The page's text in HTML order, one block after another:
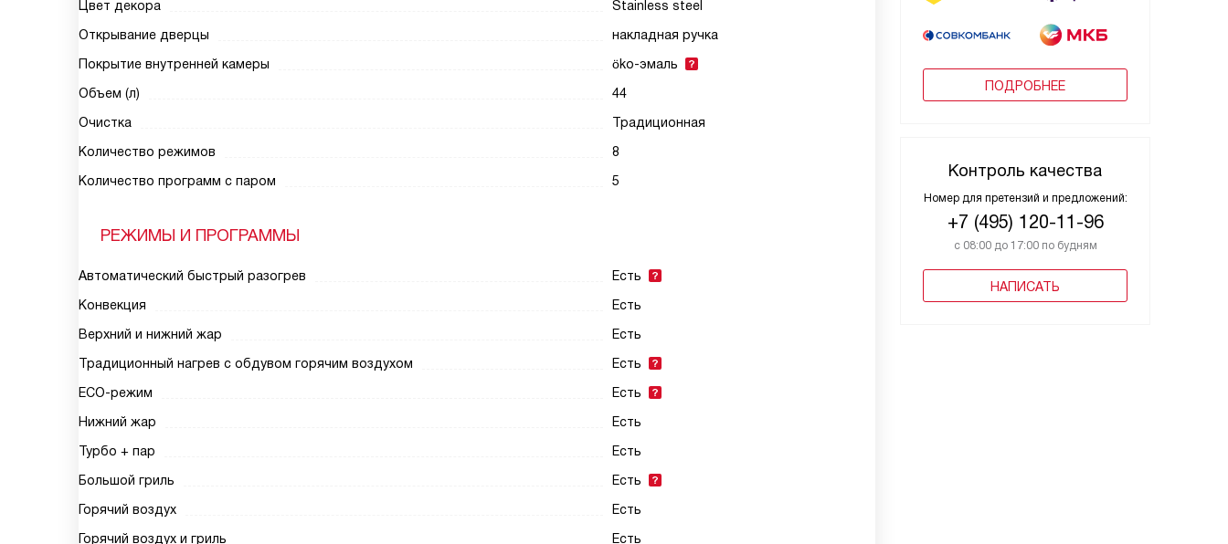
ПОДРОБНЕЕ
Контроль качества
Номер для претензий и предложений:
+7 (495) 120-11-96
с 08:00 до 17:00 по будням
НАПИСАТЬ
Цвет декора
Stainless steel
Открывание дверцы
накладная ручка
Покрытие внутренней камеры
öko-эмаль
Объем (л)
44
Очистка
Традиционная
Количество режимов
8
Количество программ с паром
5
РЕЖИМЫ И ПРОГРАММЫ
Автоматический быстрый разогрев
Есть
Конвекция
Есть
Верхний и нижний жар
Есть
Традиционный нагрев с обдувом горячим воздухом
Есть
ECO-режим
Есть
Нижний жар
Есть
Турбо + пар
Есть
Большой гриль
Есть
Горячий воздух
Есть
Горячий воздух и гриль
Есть